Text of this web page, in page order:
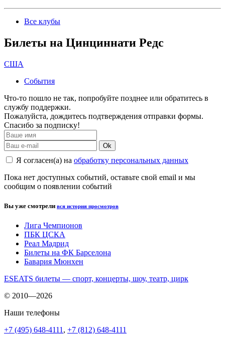
Все клубы
Билеты на Цинциннати Редс
США
События
Что-то пошло не так, попробуйте позднее или обратитесь в
службу поддержки.
Пожалуйста, дождитесь подтверждения отправки формы.
Спасибо за подписку!
Ok
Я согласен(а) на обработку персональных данных
Пока нет доступных событий, оставьте свой email и мы
сообщим о появлении событий
Вы уже смотрели вся история просмотров
Лига Чемпионов
ПБК ЦСКА
Реал Мадрид
Билеты на ФК Барселона
Бавария Мюнхен
ESEATS билеты — спорт, концерты, шоу, театр, цирк
© 2010—2026
Наши телефоны
+7 (495) 648-4111 , +7 (812) 648-4111